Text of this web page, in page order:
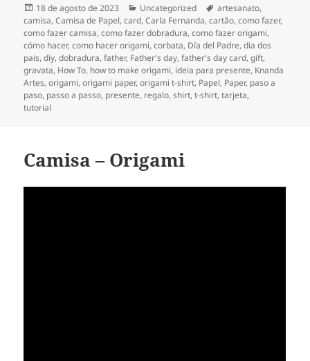
Publicado
el
18 de agosto de 2023 Categorías
Uncategorized Etiquetas
artesanato,
camisa,Camisa de Papel,card,Carla Fernanda,cartão,como fazer,
como fazer camisa,como fazer dobradura,como fazer origami,
cómo hacer,como hacer origami,corbata, Día del Padre,dia dos
pais,diy,dobradura,father, Father's day,father's day card,gift,
gravata, How To, how to make origami, ideia para presente, Knanda
Artes,origami,origami paper,origami t-shirt, Papel, Paper, paso a
paso, passo a passo, presente, regalo,shirt,t-shirt,tarjeta,
tutorial
Camisa – Origami